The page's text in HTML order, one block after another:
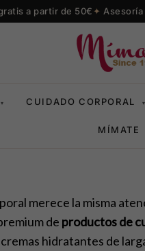
a partir de 50€
▾ CUIDADO CORPORAL ▾
MÍMATE
merece la misma
de productos de
hidratantes de